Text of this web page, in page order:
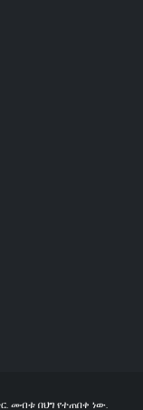
መብቱ በህግ የተጠበቀ ነው.